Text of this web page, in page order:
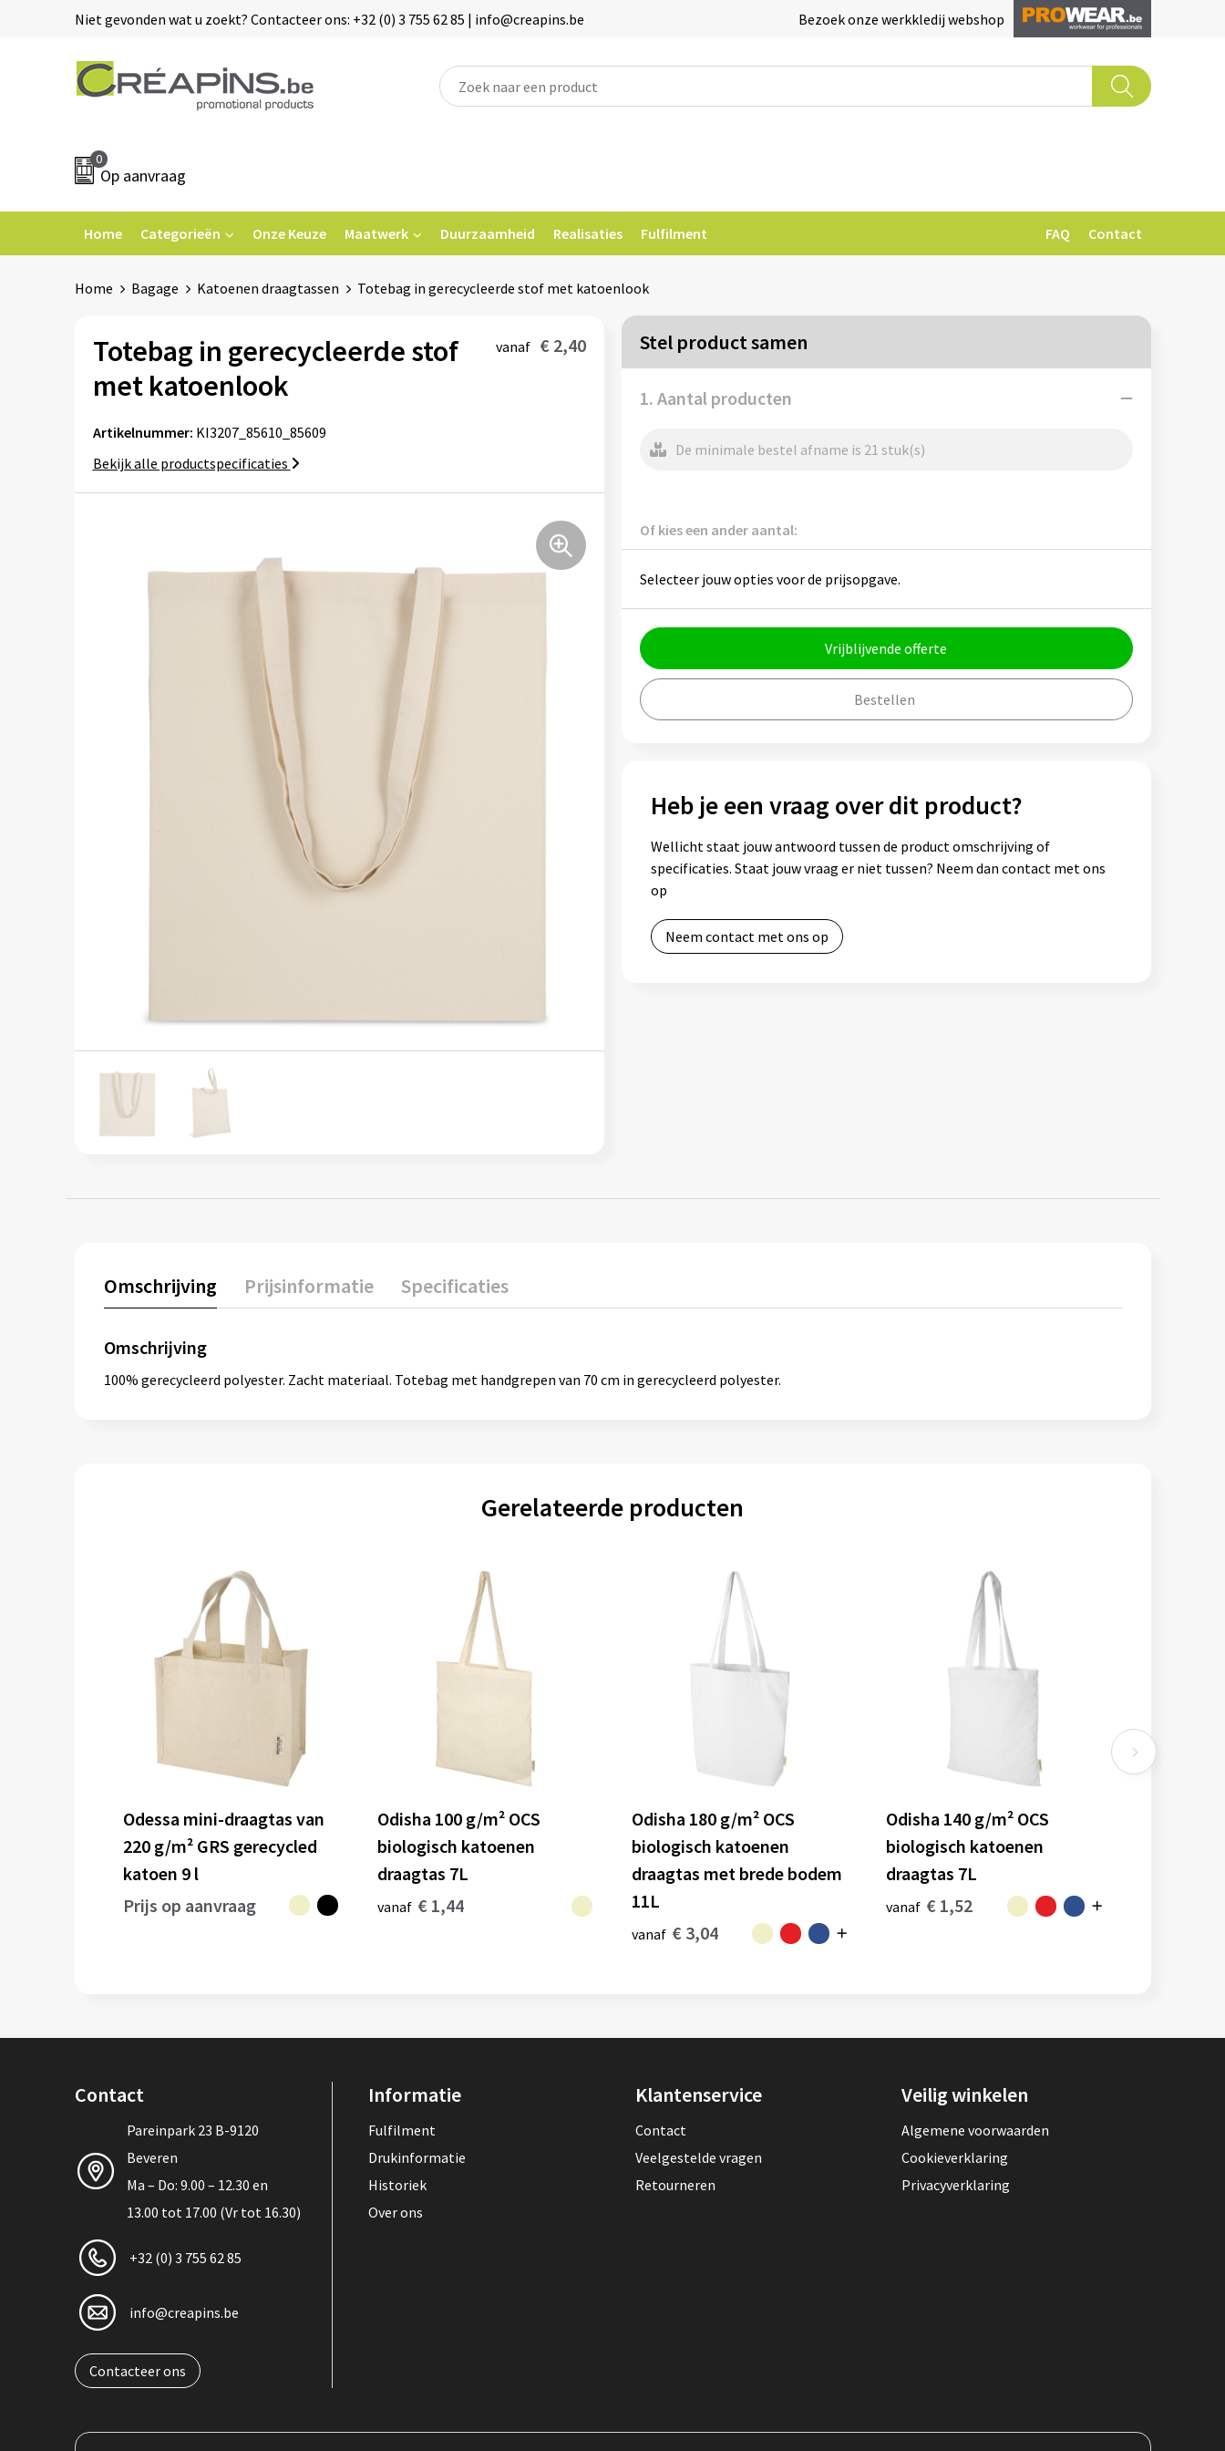
Niet gevonden wat u zoekt? Contacteer ons: +32 (0) 3 755 62 85 | info@creapins.be Bezoek onze werkkledij webshop
0
Op aanvraag
Home Categorieën Onze Keuze Maatwerk Duurzaamheid Realisaties Fulfilment FAQ Contact
Home Bagage Katoenen draagtassen Totebag in gerecycleerde stof met katoenlook
Totebag in gerecycleerde stof
met katoenlook
vanaf € 2,40
Artikelnummer: KI3207_85610_85609
Bekijk alle productspecificaties
Stel product samen
1. Aantal producten
De minimale bestel afname is 21 stuk(s)
Of kies een ander aantal:
Selecteer jouw opties voor de prijsopgave.
Vrijblijvende offerte
Bestellen
Heb je een vraag over dit product?
Wellicht staat jouw antwoord tussen de product omschrijving of
specificaties. Staat jouw vraag er niet tussen? Neem dan contact met ons
op
Neem contact met ons op
Omschrijving Prijsinformatie Specificaties
Omschrijving
100% gerecycleerd polyester. Zacht materiaal. Totebag met handgrepen van 70 cm in gerecycleerd polyester.
Gerelateerde producten
Odessa mini-draagtas van
220 g/m² GRS gerecycled
katoen 9 l
Prijs op aanvraag
Odisha 100 g/m² OCS
biologisch katoenen
draagtas 7L
vanaf € 1,44
Odisha 180 g/m² OCS
biologisch katoenen
draagtas met brede bodem
11L
vanaf € 3,04
Odisha 140 g/m² OCS
biologisch katoenen
draagtas 7L
vanaf € 1,52
Contact
Pareinpark 23 B-9120
Beveren
Ma – Do: 9.00 – 12.30 en
13.00 tot 17.00 (Vr tot 16.30)
+32 (0) 3 755 62 85
info@creapins.be
Contacteer ons
Informatie
Fulfilment
Drukinformatie
Historiek
Over ons
Klantenservice
Contact
Veelgestelde vragen
Retourneren
Veilig winkelen
Algemene voorwaarden
Cookieverklaring
Privacyverklaring